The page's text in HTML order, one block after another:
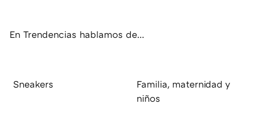
En Trendencias hablamos de...
Sneakers
Familia, maternidad y
niños